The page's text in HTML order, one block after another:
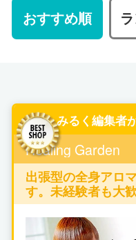
おすすめ順
みるく編集者
Healing Garden
出張型の全身アロ
す。未経験者も大
い、触られない】